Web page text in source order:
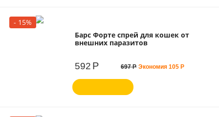
- 15%
Барс Форте спрей для кошек от
внешних паразитов
592 Р 697 Р Экономия105 Р